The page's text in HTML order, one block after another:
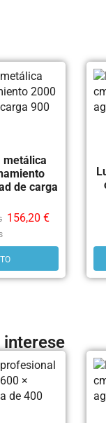
metálica
de carga
156,20 €
interese